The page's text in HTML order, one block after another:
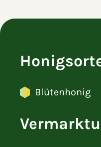
Blütenhonig